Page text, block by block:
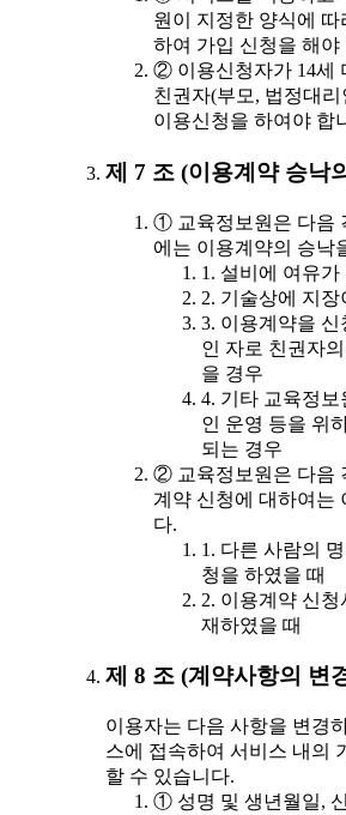
원이 지정한 양식에
하여 가입 신청을 해야
② 이용신청자가 14세
친권자(부모, 법정대
이용신청을 하여야 합
제 7 조 (이용계약 승낙
① 교육정보원은 다음
에는 이용계약의 승낙
1. 설비에 여유가
2. 기술상에 지장
3. 이용계약을
인 자로 친권자
을 경우
4. 기타 교육정
인 운영 등을 위
되는 경우
② 교육정보원은 다음
계약 신청에 대하여는
다.
1. 다른 사람의
청을 하였을 때
2. 이용계약 신청
재하였을 때
제 8 조 (계약사항의 변
이용자는 다음 사항을 변경
스에 접속하여 서비스 내의
할 수 있습니다.
① 성명 및 생년월일,